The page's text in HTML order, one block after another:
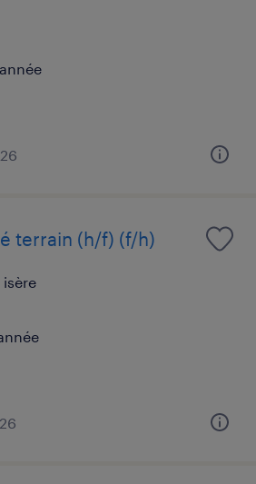
terrain (h/f) (f/h)